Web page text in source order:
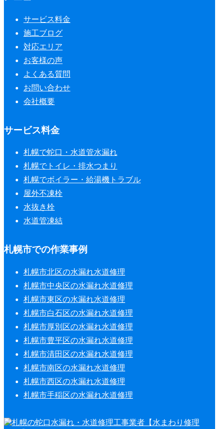
サービス料金
施工ブログ
対応エリア
お客様の声
よくある質問
お問い合わせ
会社概要
サービス料金
札幌で蛇口・水道管水漏れ
札幌でトイレ・排水つまり
札幌でボイラー・給湯機トラブル
屋外不凍栓
水抜き栓
水道管凍結
札幌市での作業事例
札幌市北区の水漏れ水道修理
札幌市中央区の水漏れ水道修理
札幌市東区の水漏れ水道修理
札幌市白石区の水漏れ水道修理
札幌市厚別区の水漏れ水道修理
札幌市豊平区の水漏れ水道修理
札幌市清田区の水漏れ水道修理
札幌市南区の水漏れ水道修理
札幌市西区の水漏れ水道修理
札幌市手稲区の水漏れ水道修理